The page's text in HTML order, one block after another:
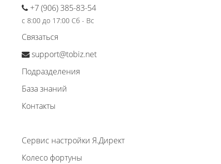
+7 (906) 385-83-54
с 8:00 до 17:00 Сб - Вс
Связаться
support@tobiz.net
Подразделения
База знаний
Контакты
Сервис настройки Я.Директ
Колесо фортуны